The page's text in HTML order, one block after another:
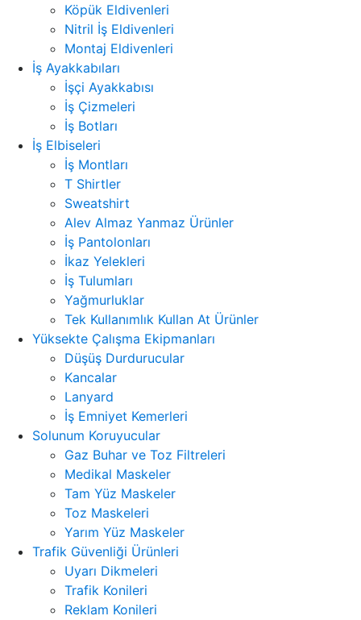
Köpük Eldivenleri
Nitril İş Eldivenleri
Montaj Eldivenleri
İş Ayakkabıları
İşçi Ayakkabısı
İş Çizmeleri
İş Botları
İş Elbiseleri
İş Montları
T Shirtler
Sweatshirt
Alev Almaz Yanmaz Ürünler
İş Pantolonları
İkaz Yelekleri
İş Tulumları
Yağmurluklar
Tek Kullanımlık Kullan At Ürünler
Yüksekte Çalışma Ekipmanları
Düşüş Durdurucular
Kancalar
Lanyard
İş Emniyet Kemerleri
Solunum Koruyucular
Gaz Buhar ve Toz Filtreleri
Medikal Maskeler
Tam Yüz Maskeler
Toz Maskeleri
Yarım Yüz Maskeler
Trafik Güvenliği Ürünleri
Uyarı Dikmeleri
Trafik Konileri
Reklam Konileri